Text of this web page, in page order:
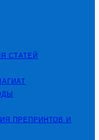
СТАТЕЙ
ПРЕПРИНТОВ И